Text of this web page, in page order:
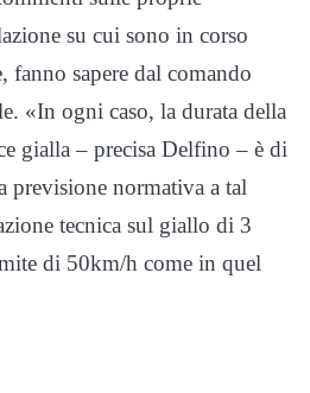
su cui sono in corso
fanno sapere dal comando
«In ogni caso, la durata della
gialla – precisa Delfino – è di
previsione normativa a tal
tecnica sul giallo di 3
di 50km/h come in quel